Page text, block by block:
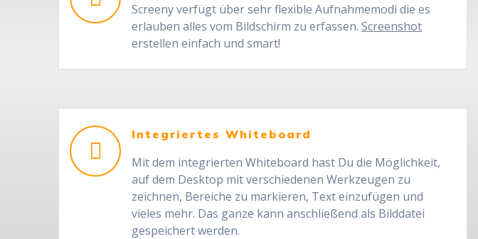
Screeny verfügt über sehr flexible Aufnahmemodi die es
erlauben alles vom Bildschirm zu erfassen.Screenshot
erstellen einfach und smart!
Integriertes Whiteboard
Mit dem integrierten Whiteboard hast Du die Möglichkeit,
auf dem Desktop mit verschiedenen Werkzeugen zu
zeichnen, Bereiche zu markieren, Text einzufügen und
vieles mehr. Das ganze kann anschließend als Bilddatei
gespeichert werden.